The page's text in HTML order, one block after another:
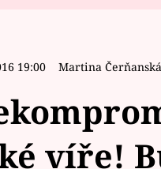
19:00 Martina Čerňanská
víře!